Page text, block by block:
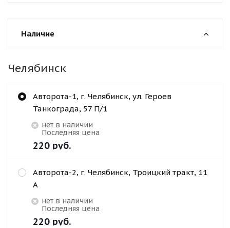
Наличие
Челябинск
Авторота-1, г. Челябинск, ул. Героев
Танкограда, 57 П/1
Нет в наличии
Последняя цена
220 руб.
Авторота-2, г. Челябинск, Троицкий тракт, 11
А
Нет в наличии
Последняя цена
220 руб.